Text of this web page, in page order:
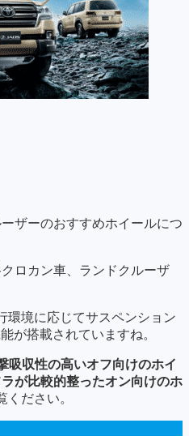
ザーのおすすめホイールにつ
ロカン車、ランドクルーザ
環境に応じてサスペンション
が搭載されていますね。
吸収性の高いオフ向けのホイ
が比較的整ったオン向けのホ
ください。